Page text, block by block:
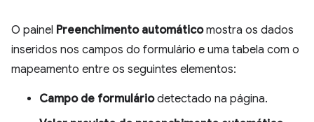
O painel Preenchimento automáticomostra os dados
inseridos nos campos do formulário e uma tabela com o
mapeamento entre os seguintes elementos:
Campo de formuláriodetectado na página.